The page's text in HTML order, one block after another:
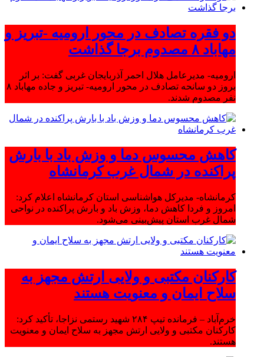
دو فقره تصادف در محور ارومیه -تبریز و
مهاباد ۸ مصدوم برجا گذاشت
ارومیه- مدیرعامل هلال احمر آذربایجان غربی گفت: بر اثر
بروز دو سانحه تصادف در محور ارومیه- تبریز و جاده مهاباد ۸
نفر مصدوم شدند.
کاهش محسوس دما و وزش باد با بارش
پراکنده در شمال غرب کرمانشاه
کرمانشاه- مدیرکل هواشناسی استان کرمانشاه اعلام کرد:
امروز و فردا کاهش دما، وزش باد و بارش پراکنده در نواحی
شمال غرب استان پیش‌بینی می‌شود.
کارکنان مکتبی و ولایی ارتش مجهز به
سلاح ایمان و معنویت هستند
خرم‌آباد – فرمانده تیپ ۲۸۴ شهید رستمی نزاجا، تأکید کرد:
کارکنان مکتبی و ولایی ارتش مجهز به سلاح ایمان و معنویت
هستند.